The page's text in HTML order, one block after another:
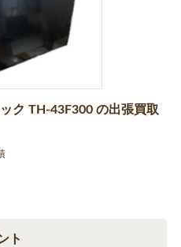
ク TH-43F300 の出張買取
ト